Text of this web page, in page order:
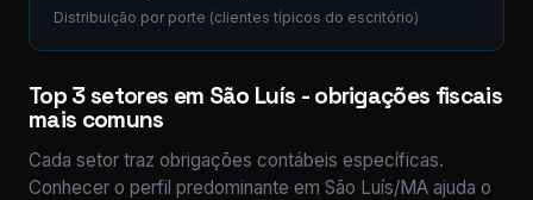
Distribuição por porte (clientes típicos do escritório)
Top 3 setores em São Luís - obrigações fiscais
mais comuns
Cada setor traz obrigações contábeis específicas.
Conhecer o perfil predominante em São Luís/MA ajuda o